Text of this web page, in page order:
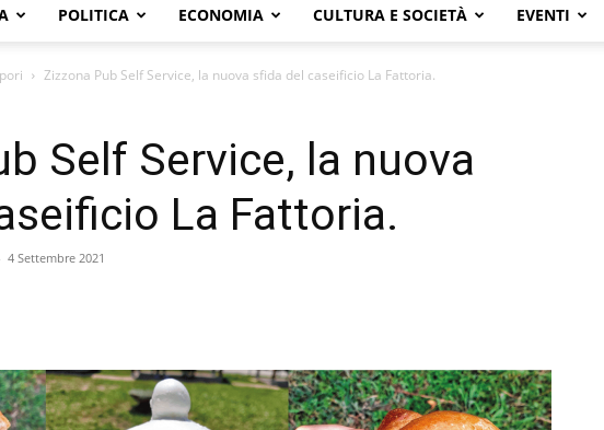
POLITICA ECONOMIA CULTURA E SOCIETÀ EVENTI
Zizzona Pub Self Service, la nuova sfida del caseificio La Fattoria.
Self Service, la nuova
La Fattoria.
4 Settembre 2021